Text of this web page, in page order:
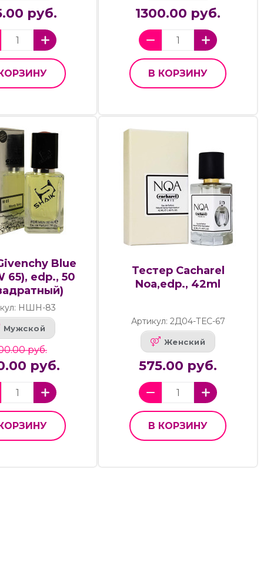
руб. 1300.00 руб.
В КОРЗИНУ
Blue
65), edp., 50
НШН-83
Мужской
руб.
руб.
Тестер Cacharel
Noa,edp., 42ml
Артикул: 2Д04-ТЕС-67
Женский
575.00 руб.
В КОРЗИНУ